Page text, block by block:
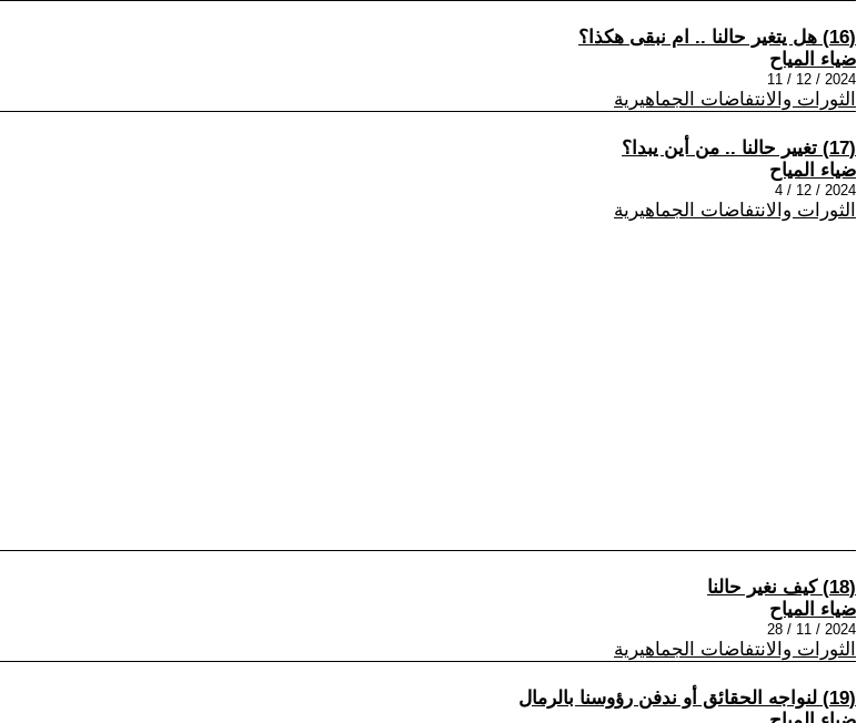
(16) هل يتغير حالنا .. ام نبقى هكذا؟
ضياء المياح
2024 / 12 / 11
الثورات والانتفاضات الجماهيرية
(17) تغيير حالنا .. من أين يبدا؟
ضياء المياح
2024 / 12 / 4
الثورات والانتفاضات الجماهيرية
(18) كيف نغير حالنا
ضياء المياح
2024 / 11 / 28
الثورات والانتفاضات الجماهيرية
(19) لنواجه الحقائق أو ندفن رؤوسنا بالرمال